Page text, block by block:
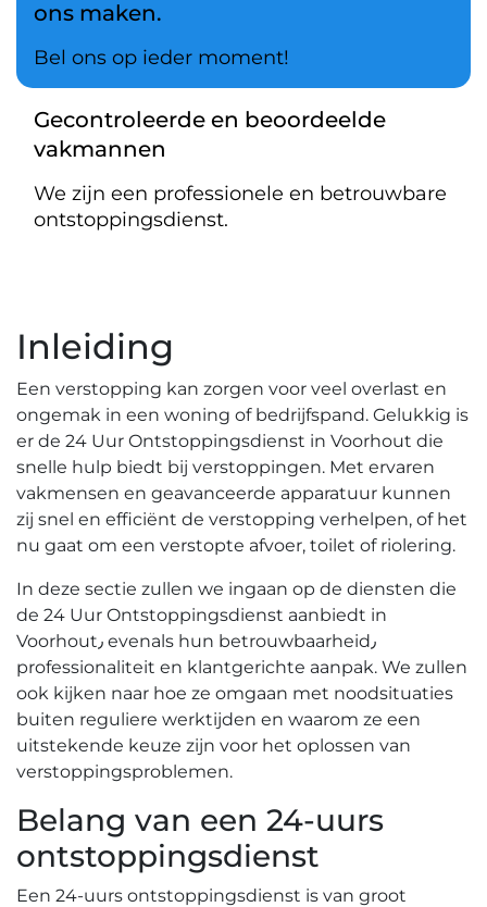
ons maken.
Bel ons op ieder moment!
Gecontroleerde en beoordeelde
vakmannen
We zijn een professionele en betrouwbare
ontstoppingsdienst.
Inleiding
Een verstopping kan zorgen voor veel overlast en
ongemak in een woning of bedrijfspand.​ Gelukkig is
er de 24 Uur Ontstoppingsdienst in Voorhout die
snelle hulp biedt bij verstoppingen. Met ervaren
vakmensen en geavanceerde apparatuur kunnen
zij snel en efficiënt de verstopping verhelpen, of het
nu gaat om een verstopte afvoer, toilet of riolering.​
In deze sectie zullen we ingaan op de diensten die
de 24 Uur Ontstoppingsdienst aanbiedt in
Voorhout٫ evenals hun betrouwbaarheid٫
professionaliteit en klantgerichte aanpak.​ We zullen
ook kijken naar hoe ze omgaan met noodsituaties
buiten reguliere werktijden en waarom ze een
uitstekende keuze zijn voor het oplossen van
verstoppingsproblemen.​
Belang van een 24-uurs
ontstoppingsdienst
Een 24-uurs ontstoppingsdienst is van groot